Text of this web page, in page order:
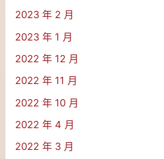
2023 年 2 月
2023 年 1 月
2022 年 12 月
2022 年 11 月
2022 年 10 月
2022 年 4 月
2022 年 3 月